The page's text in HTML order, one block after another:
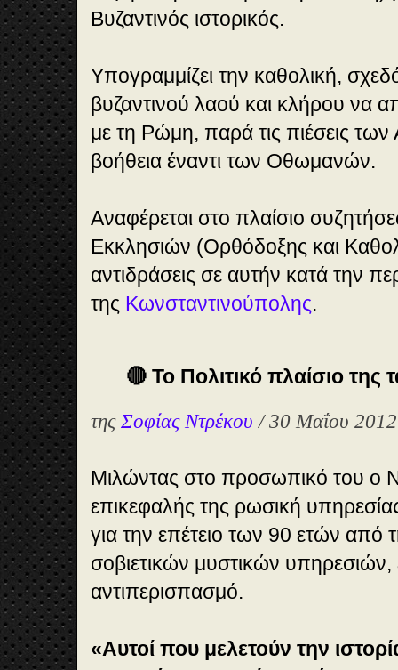
Βυζαντινός ιστορικός.
Υπογραμμίζει την καθολική,
βυζαντινού λαού και κλήρου να
με τη Ρώμη, παρά τις πιέσεις
βοήθεια έναντι των Οθωμανών.
Αναφέρεται στο πλαίσιο
Εκκλησιών (Ορθόδοξης και
αντιδράσεις σε αυτήν κατά την
της Κωνσταντινούπολης.
🔴 Το Πολιτικό πλαίσιο της
τηςΣοφίας Ντρέκου / 30 Μαΐου 2012
Μιλώντας στο προσωπικό του ο
επικεφαλής της ρωσική
για την επέτειο των 90 ετών από
σοβιετικών μυστικών υπηρεσιών,
αντιπερισπασμό.
«Αυτοί που μελετούν την